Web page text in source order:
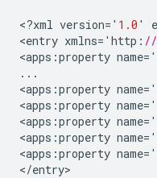
<?xml version= ' 1.0 '
<entry xmlns= ' http : //
<apps :property name= '
...
<apps :property name= '
<apps :property name= '
<apps :property name= '
<apps :property name= '
<apps :property name= '
</entry